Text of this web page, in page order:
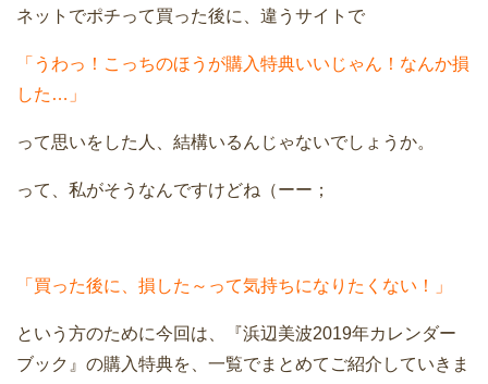
ネットでポチって買った後に、違うサイトで
「うわっ！こっちのほうが購入特典いいじゃん！なんか損
した…」
って思いをした人、結構いるんじゃないでしょうか。
って、私がそうなんですけどね（ーー；
「買った後に、損した～って気持ちになりたくない！」
という方のために今回は、『浜辺美波2019年カレンダー
ブック』の購入特典を、一覧でまとめてご紹介していきま